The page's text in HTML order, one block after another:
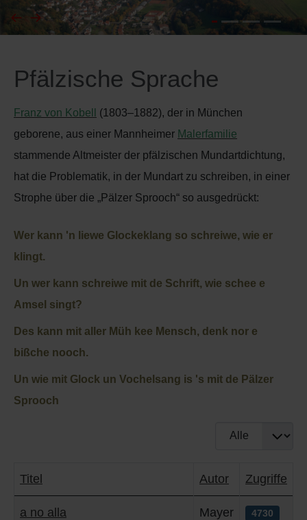
Pfälzische Sprache
Franz von Kobell
(1803–1882), der in München
geborene, aus einer Mannheimer Malerfamilie
stammende Altmeister der pfälzischen Mundartdichtung,
hat die Problematik, in der Mundart zu schreiben, in einer
Strophe über die „Pälzer Sprooch“ so ausgedrückt:
Wer kann 'n liewe Glockeklang so schreiwe, wie er
klingt.
Un wer kann schreiwe mit de Schrift, wie schee e
Amsel singt?
Des kann mit aller Müh kee Mensch, denk nor e
bißche nooch.
Un wie mit Glock un Vochelsang is 's mit de Pälzer
Sprooch
Anzeige #
Beiträge
Titel Autor Zugriffe
a no alla Mayer 4730
L
M
P
R
S
V
Feuerwehr
Geschichte
Kirchen
Presles Partnergemeinde
Spielplätze
Strassen-Wege-Pfade
Städtebauförderung